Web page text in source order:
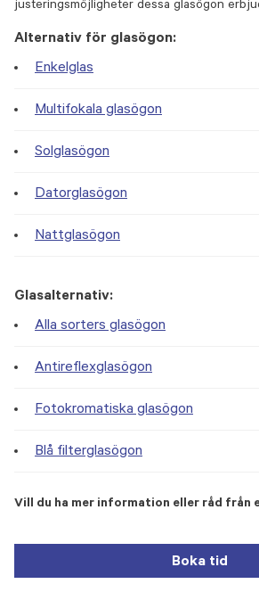
justeringsmöjligheter dessa glasögon
Alternativ för glasögon:
Enkelglas
Multifokala glasögon
Solglasögon
Datorglasögon
Nattglasögon
Glasalternativ:
Alla sorters glasögon
Antireflexglasögon
Fotokromatiska glasögon
Blå filterglasögon
Vill du ha mer information eller råd från
Boka tid